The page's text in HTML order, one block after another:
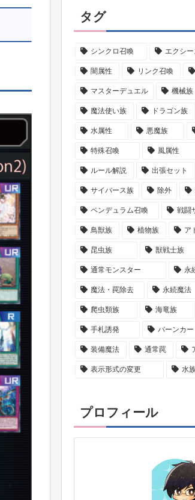
タグ
シンクロ召喚 エクシ
闇属性 リンク召喚
マスターデュエル 機械族
魔法使い族 ドラゴン族
水属性 悪魔族
特殊召喚 風属性
ルール解説 出張セット
サイバース族 除外
ペンデュラム召喚 戦闘
鳥獣族 植物族 ア
昆虫族 獣戦士族
通常モンスター 永
魔法・罠除去 永続魔法
爬虫類族 海竜族
手札誘発 バーンカー
装備魔法 通常罠
表示形式の変更 水
プロフィール